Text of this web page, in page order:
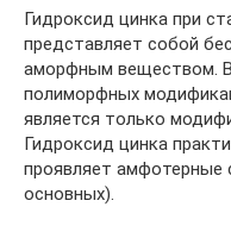
Гидроксид цинка при
представляет собой
аморфным веществом.
полиморфных
является только
Гидроксид цинка
проявляет амфотерные
основных).